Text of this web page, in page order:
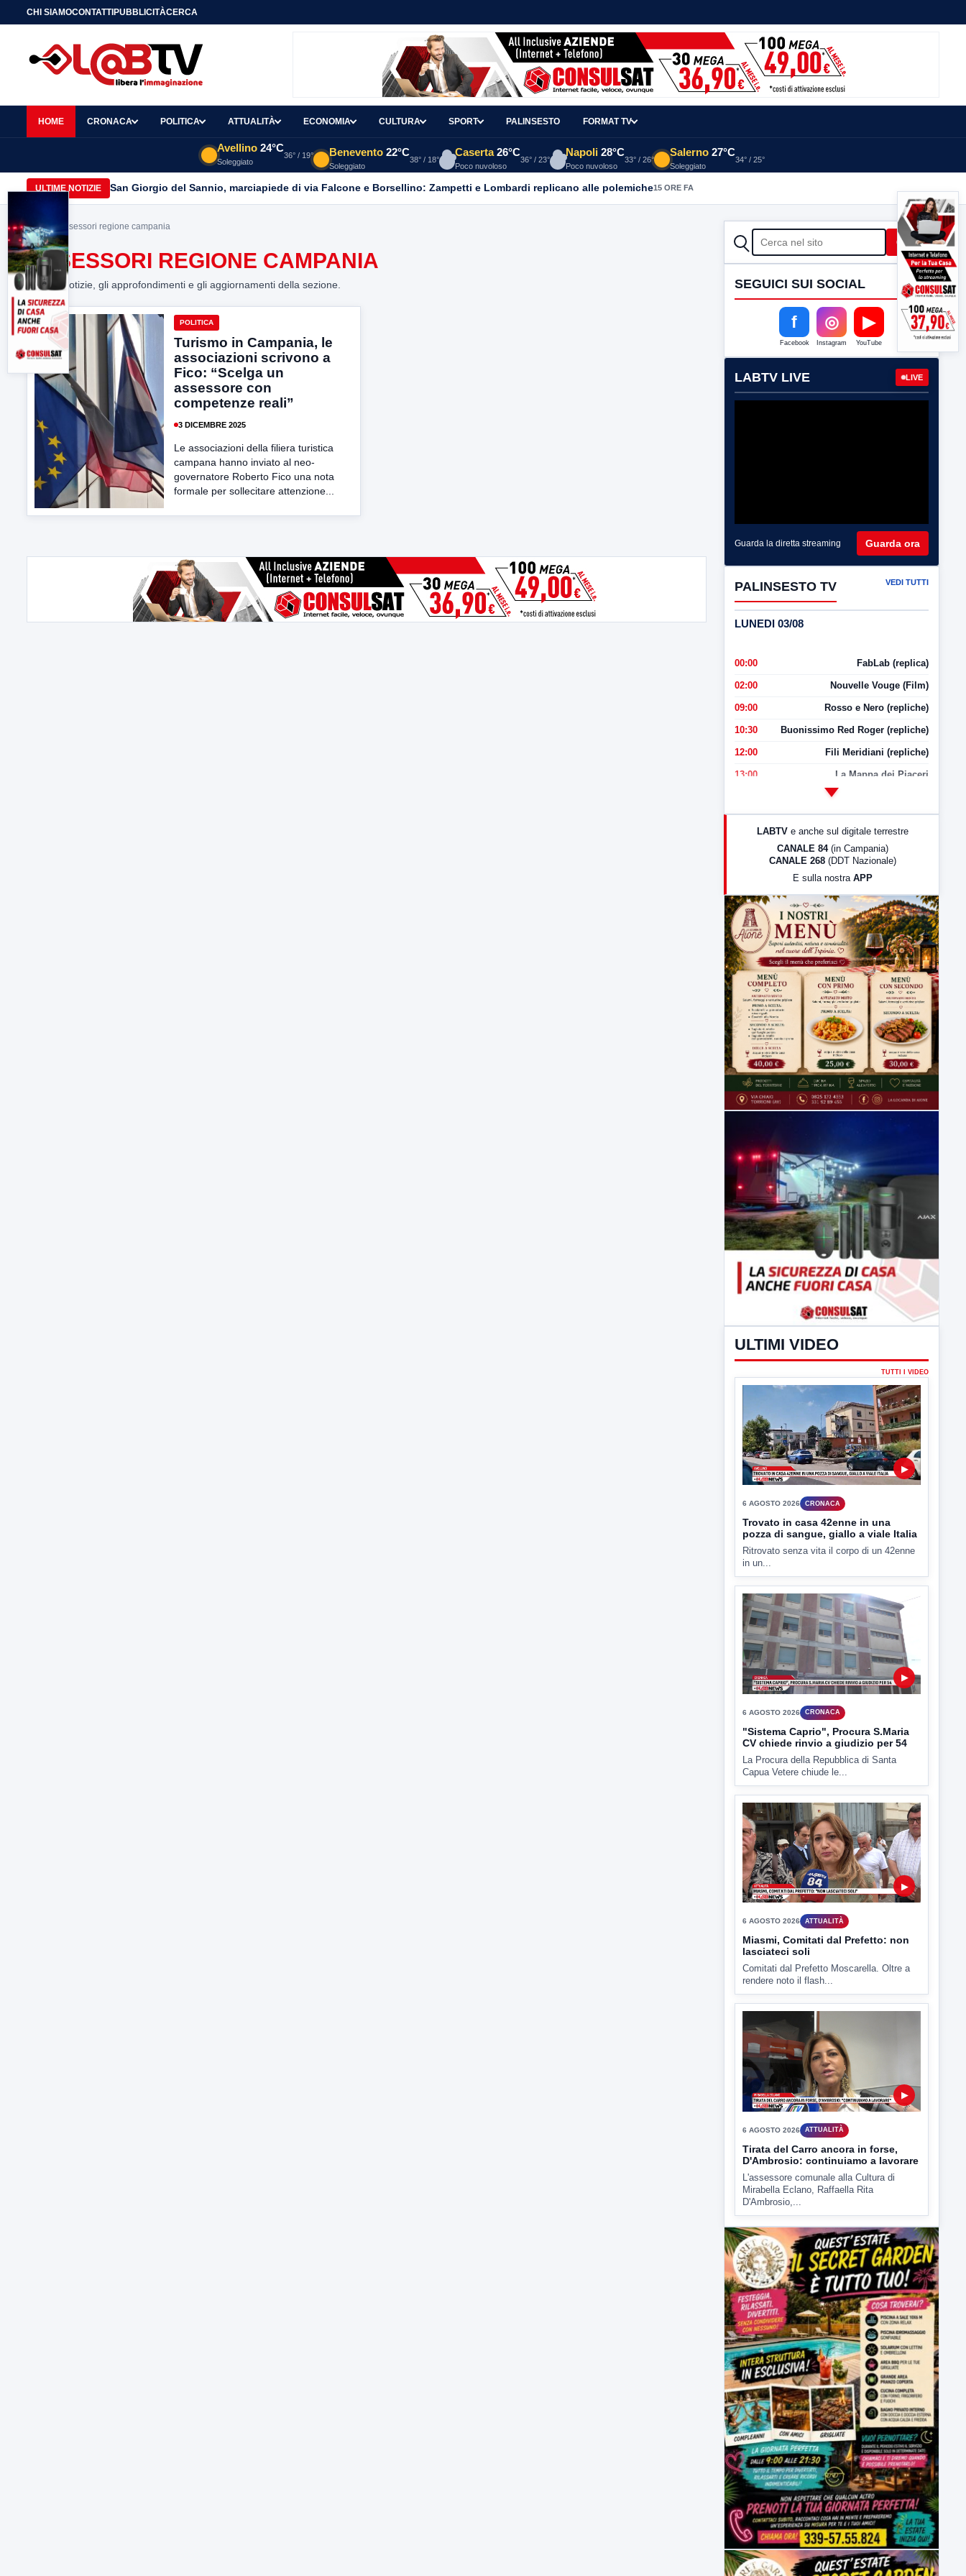
CHI SIAMOCONTATTIPUBBLICITÀCERCA
HOME CRONACA POLITICA ATTUALITÀ ECONOMIA CULTURA SPORT PALINSESTO FORMAT TV
Avellino 24°C
Soleggiato
36° / 19° Benevento 22°C
Soleggiato
38° / 18°
Caserta 26°C
Poco nuvoloso
36° / 23°
Napoli 28°C
Poco nuvoloso
33° / 26°
Salerno 27°C
Soleggiato
34° / 25°
ULTIME NOTIZIE San Giorgio del Sannio, marciapiede di via Falcone e Borsellino: Zampetti e Lombardi replicano alle polemiche15 ORE FA
Home> assessori regione campania
ASSESSORI REGIONE CAMPANIA
Tutte le notizie, gli approfondimenti e gli aggiornamenti della sezione.
POLITICA
Turismo in Campania, le
associazioni scrivono a
Fico: “Scelga un
assessore con
competenze reali”
3 DICEMBRE 2025
Le associazioni della filiera turistica
campana hanno inviato al neo-
governatore Roberto Fico una nota
formale per sollecitare attenzione...
CERCA Cerca
SEGUICI SUI SOCIAL
f
Facebook
◎
Instagram
▶
YouTube
LABTV LIVE LIVE
Guarda la diretta streaming Guarda ora
PALINSESTO TV VEDI TUTTI
LUNEDI 03/08
00:00 FabLab (replica)
02:00 Nouvelle Vouge (Film)
09:00 Rosso e Nero (repliche)
10:30 Buonissimo Red Roger (repliche)
12:00 Fili Meridiani (repliche)
13:00 La Mappa dei Piaceri
LabNews (Diretta)
23:00 LabNews (replica)
LABTV e anche sul digitale terrestre
CANALE 84 (in Campania)
CANALE 268 (DDT Nazionale)
E sulla nostra APP
ULTIMI VIDEO
TUTTI I VIDEO
▶
6 AGOSTO 2026 CRONACA
Trovato in casa 42enne in una
pozza di sangue, giallo a viale Italia
Ritrovato senza vita il corpo di un 42enne
in un...
▶
6 AGOSTO 2026 CRONACA
"Sistema Caprio", Procura S.Maria
CV chiede rinvio a giudizio per 54
La Procura della Repubblica di Santa
Capua Vetere chiude le...
▶
6 AGOSTO 2026
Miasmi, Comitati dal Prefetto: non
lasciateci soli
Comitati dal Prefetto Moscarella. Oltre a
rendere noto il flash...
6 AGOSTO 2026 ATTUALITÀ
Tirata del Carro ancora in forse,
D'Ambrosio: continuiamo a lavorare
L'assessore comunale alla Cultura di
Mirabella Eclano, Raffaella Rita
D'Ambrosio,...